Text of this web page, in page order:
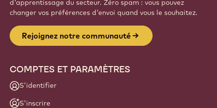
d'apprentissage du secteur. Zéro spam : vous pouvez
changer vos préférences d'envoi quand vous le souhaitez.
Rejoignez notre communauté
COMPTES ET PARAMÈTRES
S'identifier
S'inscrire